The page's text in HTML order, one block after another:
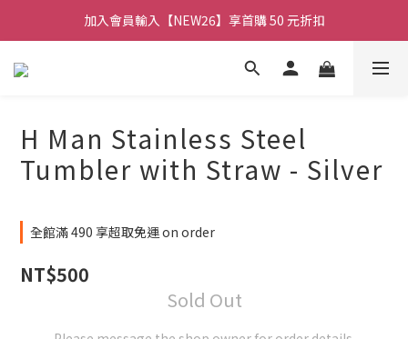
🚚 全館消費滿 $490 超取免運
加入會員輸入【NEW26】享首購 50 元折扣
【官網限定】H仔壓克力吊飾買三送一
H Man Stainless Steel
Tumbler with Straw - Silver
全館滿 490 享超取免運 on order
NT$500
Sold Out